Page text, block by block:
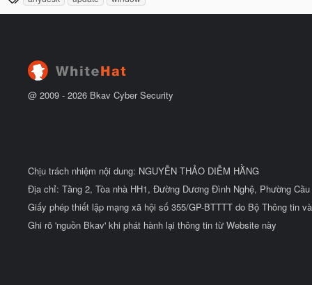
ầ
u
u
h
@ 2009 - 2026 Bkav Cyber Security
Chịu trách nhiệm nội dung: NGUYỄN THẢO DIỄM HẰNG
Địa chỉ: Tầng 2, Tòa nhà HH1, Đường Dương Đình Nghệ, Phường
Giấy phép thiết lập mạng xã hội số 355/GP-BTTTT do Bộ Thông tin
Ghi rõ 'nguồn Bkav' khi phát hành lại thông tin từ Website này